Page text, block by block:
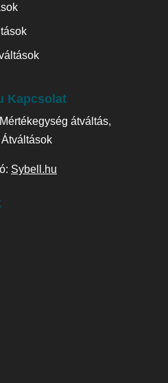
Kapcsolat
átváltás,
Sybell.hu